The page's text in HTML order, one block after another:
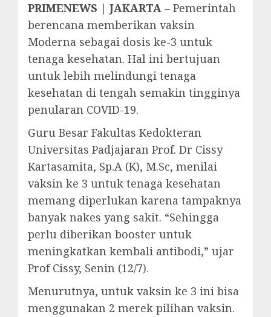
PRIMENEWS | JAKARTA – Pemerintah
berencana memberikan vaksin
Moderna sebagai dosis ke-3 untuk
tenaga kesehatan. Hal ini bertujuan
untuk lebih melindungi tenaga
kesehatan di tengah semakin tingginya
penularan COVID-19.
Guru Besar Fakultas Kedokteran
Universitas Padjajaran Prof. Dr Cissy
Kartasamita, Sp.A (K), M.Sc, menilai
vaksin ke 3 untuk tenaga kesehatan
memang diperlukan karena tampaknya
banyak nakes yang sakit. “Sehingga
perlu diberikan booster untuk
meningkatkan kembali antibodi,” ujar
Prof Cissy, Senin (12/7).
Menurutnya, untuk vaksin ke 3 ini bisa
menggunakan 2 merek pilihan vaksin.